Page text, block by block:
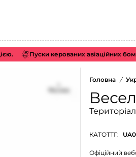
Пуски керованих авіаційних бомб
Головна /
КАТОТТГ:
Офіційний